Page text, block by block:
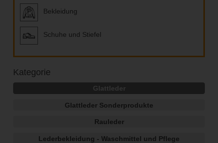
Bekleidung
Schuhe und Stiefel
Kategorie
Glattleder
Glattleder Sonderprodukte
Rauleder
Lederbekleidung - Waschmittel und Pflege